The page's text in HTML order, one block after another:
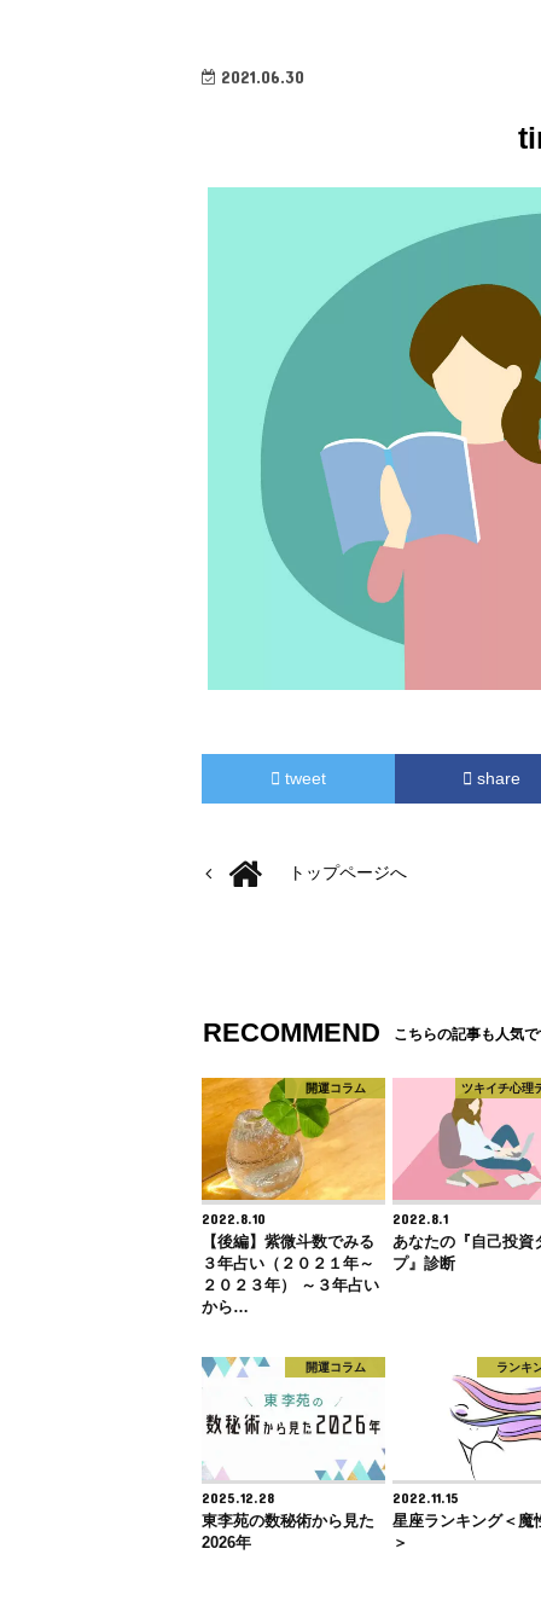
2021.06.30
tweet share
トップページへ
RECOMMEND こちらの記事も人気
開運コラム
2022.8.10
【後編】紫微斗数でみる
３年占い（２０２１年～
２０２３年） ～３年占い
から…
ツキイチ心理
2022.8.1
あなたの『自己投資
プ』診断
開運コラム
2025.12.28
東李苑の数秘術から見た
2026年
ランキ
2022.11.15
星座ランキング＜魔
＞